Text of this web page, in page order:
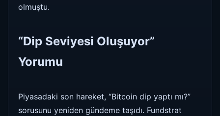
olmuştu.
“Dip Seviyesi Oluşuyor”
Yorumu
Piyasadaki son hareket, “Bitcoin dip yaptı mı?”
sorusunu yeniden gündeme taşıdı. Fundstrat